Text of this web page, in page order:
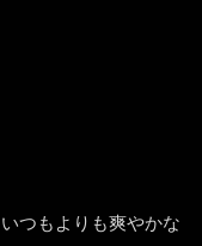
つもよりも爽やかな